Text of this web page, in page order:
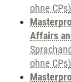
ohne CPs)
Affairs
ohne CPs)